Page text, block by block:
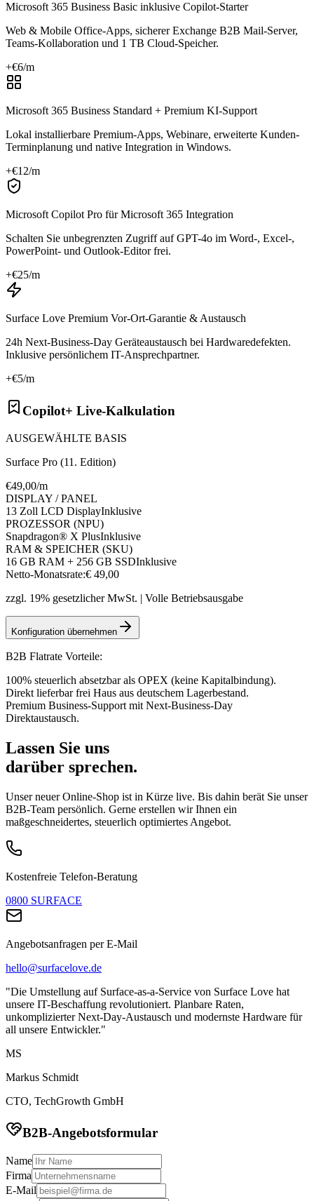
Microsoft 365 Business Basic inklusive Copilot-Starter
Web & Mobile Office-Apps, sicherer Exchange B2B Mail-Server,
Teams-Kollaboration und 1 TB Cloud-Speicher.
+€6/m
Microsoft 365 Business Standard + Premium KI-Support
Lokal installierbare Premium-Apps, Webinare, erweiterte Kunden-
Terminplanung und native Integration in Windows.
+€12/m
Microsoft Copilot Pro für Microsoft 365 Integration
Schalten Sie unbegrenzten Zugriff auf GPT-4o im Word-, Excel-,
PowerPoint- und Outlook-Editor frei.
+€25/m
Surface Love Premium Vor-Ort-Garantie & Austausch
24h Next-Business-Day Geräteaustausch bei Hardwaredefekten.
Inklusive persönlichem IT-Ansprechpartner.
+€5/m
Copilot+ Live-Kalkulation
AUSGEWÄHLTE BASIS
Surface Pro (11. Edition)
€49,00/m
DISPLAY / PANEL
13 Zoll LCD DisplayInklusive
PROZESSOR (NPU)
Snapdragon® X PlusInklusive
RAM & SPEICHER (SKU)
16 GB RAM + 256 GB SSDInklusive
Netto-Monatsrate:€ 49,00
zzgl. 19% gesetzlicher MwSt. | Volle Betriebsausgabe
Konfiguration übernehmen
B2B Flatrate Vorteile:
100% steuerlich absetzbar als OPEX (keine Kapitalbindung).
Direkt lieferbar frei Haus aus deutschem Lagerbestand.
Premium Business-Support mit Next-Business-Day
Direktaustausch.
Lassen Sie uns
darüber sprechen.
Unser neuer Online-Shop ist in Kürze live. Bis dahin berät Sie unser
B2B-Team persönlich. Gerne erstellen wir Ihnen ein
maßgeschneidertes, steuerlich optimiertes Angebot.
Kostenfreie Telefon-Beratung
0800 SURFACE
Angebotsanfragen per E-Mail
hello@surfacelove.de
"Die Umstellung auf Surface-as-a-Service von Surface Love hat
unsere IT-Beschaffung revolutioniert. Planbare Raten,
unkomplizierter Next-Day-Austausch und modernste Hardware für
all unsere Entwickler."
MS
Markus Schmidt
CTO, TechGrowth GmbH
B2B-Angebotsformular
Name
Firma
E-Mail